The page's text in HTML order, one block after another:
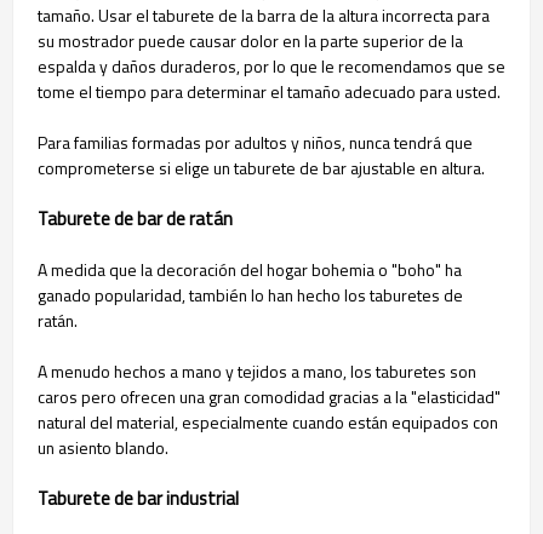
tamaño. Usar el taburete de la barra de la altura incorrecta para
su mostrador puede causar dolor en la parte superior de la
espalda y daños duraderos, por lo que le recomendamos que se
tome el tiempo para determinar el tamaño adecuado para usted.
Para familias formadas por adultos y niños, nunca tendrá que
comprometerse si elige un taburete de bar ajustable en altura.
Taburete de bar de ratán
A medida que la decoración del hogar bohemia o "boho" ha
ganado popularidad, también lo han hecho los taburetes de
ratán.
A menudo hechos a mano y tejidos a mano, los taburetes son
caros pero ofrecen una gran comodidad gracias a la "elasticidad"
natural del material, especialmente cuando están equipados con
un asiento blando.
Taburete de bar industrial